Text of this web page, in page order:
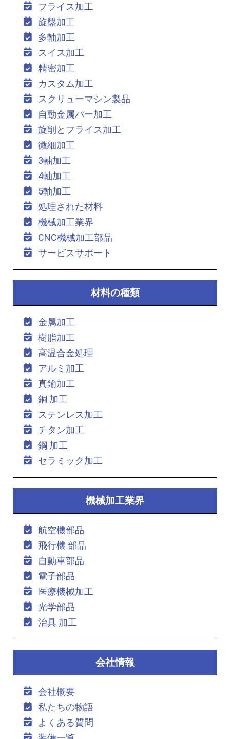
フライス加工
旋盤加工
多軸加工
スイス加工
精密加工
カスタム加工
スクリューマシン製品
自動金属バー加工
旋削とフライス加工
微細加工
3軸加工
4軸加工
5軸加工
処理された材料
機械加工業界
CNC機械加工部品
サービスサポート
材料の種類
金属加工
樹脂加工
高温合金処理
アルミ加工
真鍮加工
銅 加工
ステンレス加工
チタン加工
鋼 加工
セラミック加工
機械加工業界
航空機部品
飛行機 部品
自動車部品
電子部品
医療機械加工
光学部品
治具 加工
会社情報
会社概要
私たちの物語
よくある質問